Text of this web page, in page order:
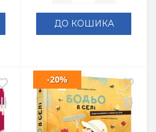
ДО КОШИКА
-20%